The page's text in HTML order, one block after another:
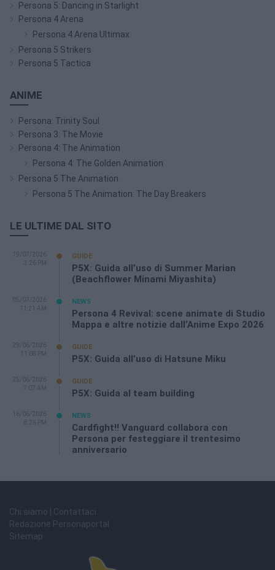
Persona 5: Dancing in Starlight
Persona 4 Arena
Persona 4 Arena Ultimax
Persona 5 Strikers
Persona 5 Tactica
ANIME
Persona: Trinity Soul
Persona 3: The Movie
Persona 4: The Animation
Persona 4: The Golden Animation
Persona 5 The Animation
Persona 5 The Animation: The Day Breakers
LE ULTIME DAL SITO
19/07/2026
3:26 PM
GUIDE
P5X: Guida all’uso di Summer Marian
(Beachflower Minami Miyashita)
05/07/2026
11:21 AM
NEWS
Persona 4 Revival: scene animate di Studio
Mappa e altre notizie dall’Anime Expo 2026
29/06/2026
11:08 PM
GUIDE
P5X: Guida all’uso di Hatsune Miku
25/06/2026
7:07 AM
GUIDE
P5X: Guida al team building
16/06/2026
8:26 PM
NEWS
Cardfight!! Vanguard collabora con
Persona per festeggiare il trentesimo
anniversario
Chi siamo | Contattaci
Redazione Personaportal
Sitemap